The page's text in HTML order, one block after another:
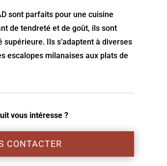
sont parfaits pour une cuisine
de tendreté et de goût, ils sont
supérieure. Ils s’adaptent à diverses
escalopes milanaises aux plats de
vous intéresse ?
CONTACTER